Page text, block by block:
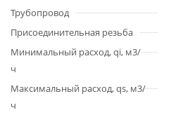
Трубопровод
Присоединительная резьба
Минимальный расход, qi, м3/
ч
Максимальный расход, qs, м3/
ч